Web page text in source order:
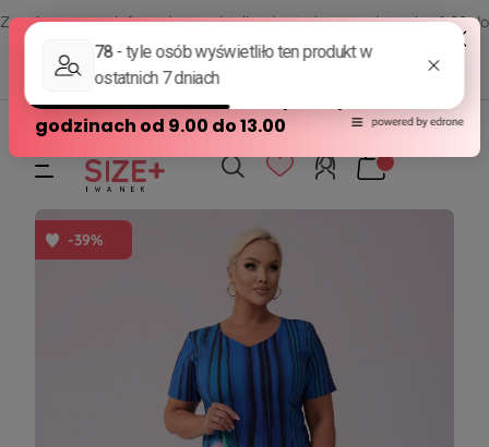
Zamów przez telefon od poniedziałku do piątku w godzinach - 8:00 do
15:00
570 390 351
sklep@modasizeplus.pl
-39%